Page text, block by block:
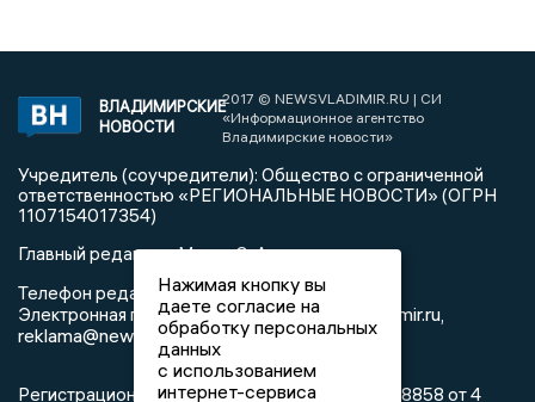
ВЛАДИМИРСКИЕ
НОВОСТИ
2017 © NEWSVLADIMIR.RU | СИ
«Информационное агентство
Владимирские новости»
Учредитель (соучредители): Общество с ограниченной
ответственностью «РЕГИОНАЛЬНЫЕ НОВОСТИ» (ОГРН
1107154017354)
Главный редактор: Мазов С. А.
Телефон редакции:8 (4922) 666916
Электронная почта редакции:info@newsvladimir.ru,
reklama@newsvladimir.ru
Регистрационный номер: серия Эл № ФС77-78858 от 4
Нажимая кнопку вы
даете согласие на
обработку персональных
данных
с использованием
интернет-сервиса